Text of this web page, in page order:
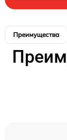
Преимущества